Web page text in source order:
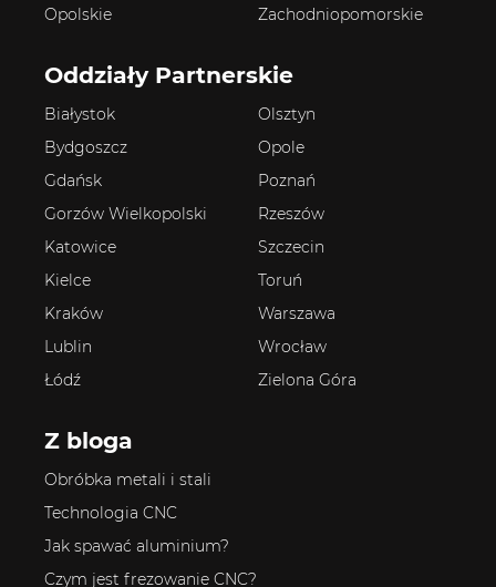
Opolskie
Zachodniopomorskie
Oddziały Partnerskie
Białystok
Bydgoszcz
Gdańsk
Gorzów Wielkopolski
Katowice
Kielce
Kraków
Lublin
Łódź
Olsztyn
Opole
Poznań
Rzeszów
Szczecin
Toruń
Warszawa
Wrocław
Zielona Góra
Z bloga
Obróbka metali i stali
Technologia CNC
Jak spawać aluminium?
Czym jest frezowanie CNC?